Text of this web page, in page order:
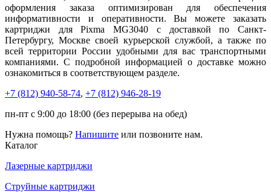
оформления заказа оптимизирован для обеспечения
информативности и оперативности. Вы можете заказать
картриджи для Pixma MG3040 с доставкой по Санкт-
Петербургу, Москве своей курьерской службой, а также по
всей территории России удобными для вас транспортными
компаниями. С подробной информацией о доставке можно
ознакомиться в соответствующем разделе.
+7 (812) 940-58-74, +7 (812) 946-28-19
пн-пт с 9:00 до 18:00 (без перерыва на обед)
Нужна помощь? Напишите или позвоните нам.
Каталог
Лазерные картриджи
Струйные картриджи